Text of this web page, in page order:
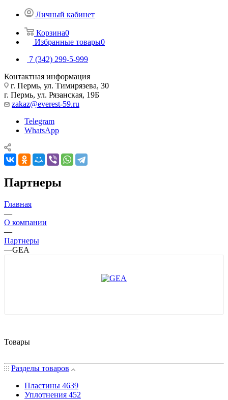
Личный кабинет
Корзина0
Избранные товары0
7 (342) 299-5-999
Контактная информация
г. Пермь, ул. Тимирязева, 30
г. Пермь, ул. Рязанская, 19Б
zakaz@everest-59.ru
Telegram
WhatsApp
Партнеры
Главная
—
О компании
—
Партнеры
—GEA
Товары
Разделы товаров
Пластины 4639
Уплотнения 452